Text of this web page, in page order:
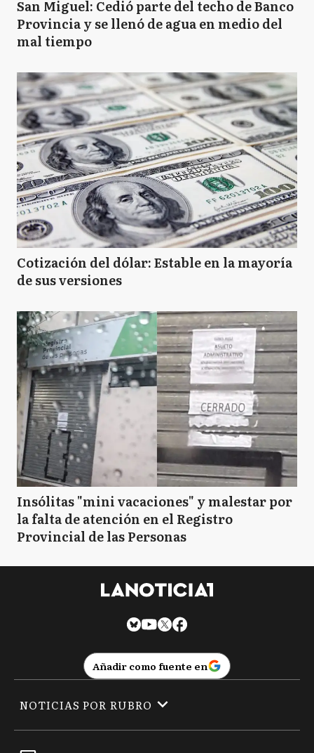
San Miguel: Cedió parte del techo de Banco
Provincia y se llenó de agua en medio del
mal tiempo
Cotización del dólar: Estable en la mayoría
de sus versiones
Insólitas "mini vacaciones" y malestar por
la falta de atención en el Registro
Provincial de las Personas
Añadir como fuente en
NOTICIAS POR RUBRO